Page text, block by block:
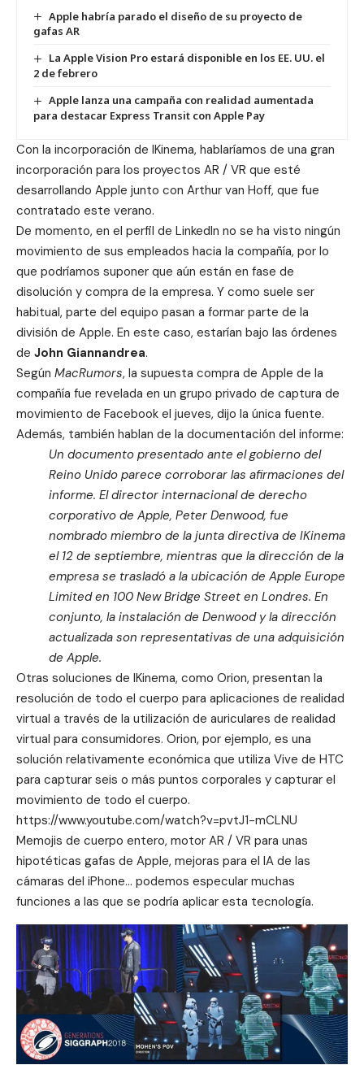
Apple habría parado el diseño de su proyecto de
gafas AR
La Apple Vision Pro estará disponible en los EE. UU. el
2 de febrero
Apple lanza una campaña con realidad aumentada
para destacar Express Transit con Apple Pay
Con la incorporación de IKinema, hablaríamos de una gran
incorporación para los proyectos AR / VR que esté
desarrollando Apple junto con Arthur van Hoff, que fue
contratado este verano.
De momento, en el perfil de LinkedIn no se ha visto ningún
movimiento de sus empleados hacia la compañía, por lo
que podríamos suponer que aún están en fase de
disolución y compra de la empresa. Y como suele ser
habitual, parte del equipo pasan a formar parte de la
división de Apple. En este caso, estarían bajo las órdenes
de John Giannandrea.
Según MacRumors, la supuesta compra de Apple de la
compañía fue revelada en un grupo privado de captura de
movimiento de Facebook el jueves, dijo la única fuente.
Además, también hablan de la documentación del informe:
Un documento presentado ante el gobierno del
Reino Unido parece corroborar las afirmaciones del
informe. El director internacional de derecho
corporativo de Apple, Peter Denwood, fue
nombrado miembro de la junta directiva de IKinema
el 12 de septiembre, mientras que la dirección de la
empresa se trasladó a la ubicación de Apple Europe
Limited en 100 New Bridge Street en Londres. En
conjunto, la instalación de Denwood y la dirección
actualizada son representativas de una adquisición
de Apple.
Otras soluciones de IKinema, como Orion, presentan la
resolución de todo el cuerpo para aplicaciones de realidad
virtual a través de la utilización de auriculares de realidad
virtual para consumidores. Orion, por ejemplo, es una
solución relativamente económica que utiliza Vive de HTC
para capturar seis o más puntos corporales y capturar el
movimiento de todo el cuerpo.
https://www.youtube.com/watch?v=pvtJ1-mCLNU
Memojis de cuerpo entero, motor AR / VR para unas
hipotéticas gafas de Apple, mejoras para el IA de las
cámaras del iPhone… podemos especular muchas
funciones a las que se podría aplicar esta tecnología.